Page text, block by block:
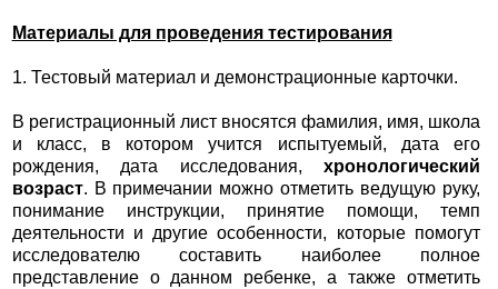
Материалы для проведения тестирования
1. Тестовый материал и демонстрационные карточки.
В регистрационный лист вносятся фамилия, имя, школа
и класс, в котором учится испытуемый, дата его
рождения, дата исследования,хронологический
возраст. В примечании можно отметить ведущую руку,
понимание инструкции, принятие помощи, темп
деятельности и другие особенности, которые помогут
исследователю составить наиболее полное
представление о данном ребенке, а также отметить